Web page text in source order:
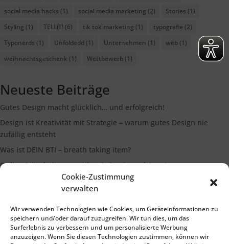
Cookie-Zustimmung
verwalten
Wir verwenden Technologien wie Cookies, um Geräteinformationen zu
speichern und/oder darauf zuzugreifen. Wir tun dies, um das
Surferlebnis zu verbessern und um personalisierte Werbung
anzuzeigen. Wenn Sie diesen Technologien zustimmen, können wir
social media hacks (1) social media marketing (2) Stories (1)
Styling (1) TELLiT! (6) tik tok marketing (1) typografie (2)
Typonerds (1) Unfoldedd (1) Unternehmen (1) web (1)
weihnachtsgeschenk (1) Wettbewerb (1)
Neueste Beiträge
Gutes Design macht glücklich… und erfolgreich!
Design ist Kreativität mit Strategie – warum gutes Design nie
zufällig entsteht
Was ist DEIN BTI – breath taking item?
Online Mitarbeiterrecruiting 3: Der Funnel Ansatz
Die Bedeutung eines starken Markenimages
Suchen